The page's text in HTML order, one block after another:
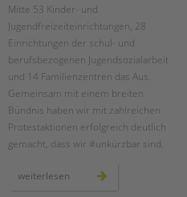
Mitte 53 Kinder- und
Jugendfreizeiteinrichtungen, 28
Einrichtungen der schul- und
berufsbezogenen Jugendsozialarbeit
und 14 Familienzentren das Aus.
Gemeinsam mit einem breiten
Bündnis haben wir mit zahlreichen
Protestaktionen erfolgreich deutlich
gemacht, dass wir #unkürzbar sind.
weiterlesen proteste